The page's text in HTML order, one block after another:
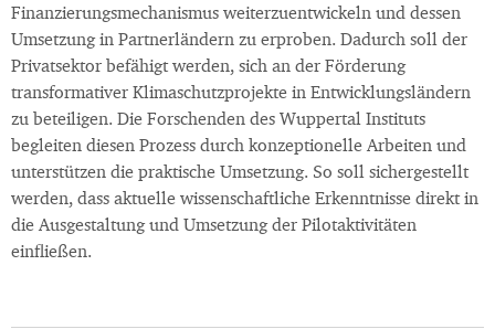
Finanzierungsmechanismus weiterzuentwickeln und dessen
Umsetzung in Partnerländern zu erproben. Dadurch soll der
Privatsektor befähigt werden, sich an der Förderung
transformativer Klimaschutzprojekte in Entwicklungsländern
zu beteiligen. Die Forschenden des Wuppertal Instituts
begleiten diesen Prozess durch konzeptionelle Arbeiten und
unterstützen die praktische Umsetzung. So soll sichergestellt
werden, dass aktuelle wissenschaftliche Erkenntnisse direkt in
die Ausgestaltung und Umsetzung der Pilotaktivitäten
einfließen.